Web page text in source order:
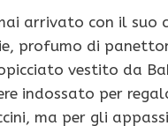
arrivato con il suo
profumo di
vestito da
indossato per
ma per gli